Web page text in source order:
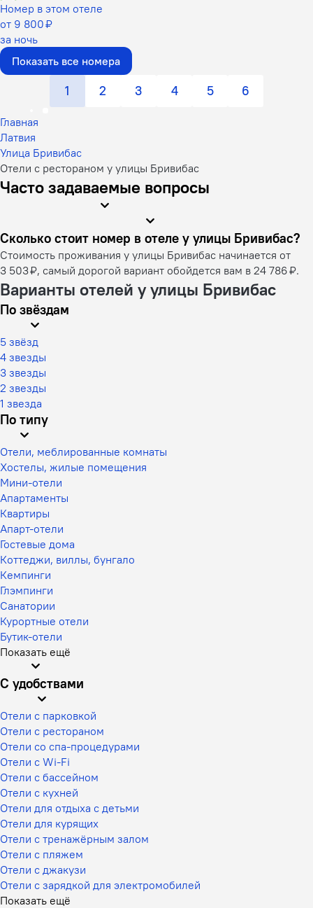
Номер в этом отеле
от 9 800 ₽
за ночь
Показать все номера
1 2 3 4 5 6
Главная
Латвия
Улица Бривибас
Отели с рестораном у улицы Бривибас
Часто задаваемые вопросы
Сколько стоит номер в отеле у улицы Бривибас?
Стоимость проживания у улицы Бривибас начинается от
3 503 ₽, самый дорогой вариант обойдется вам в 24 786 ₽.
Варианты отелей у улицы Бривибас
По звёздам
5 звёзд
4 звезды
3 звезды
2 звезды
1 звезда
По типу
Отели, меблированные комнаты
Хостелы, жилые помещения
Мини-отели
Апартаменты
Квартиры
Апарт-отели
Гостевые дома
Коттеджи, виллы, бунгало
Кемпинги
Глэмпинги
Санатории
Курортные отели
Бутик-отели
Показать ещё
С удобствами
Отели с парковкой
Отели с рестораном
Отели со спа-процедурами
Отели с Wi-Fi
Отели с бассейном
Отели с кухней
Отели для отдыха с детьми
Отели для курящих
Отели с тренажёрным залом
Отели с пляжем
Отели с джакузи
Отели с зарядкой для электромобилей
Показать ещё